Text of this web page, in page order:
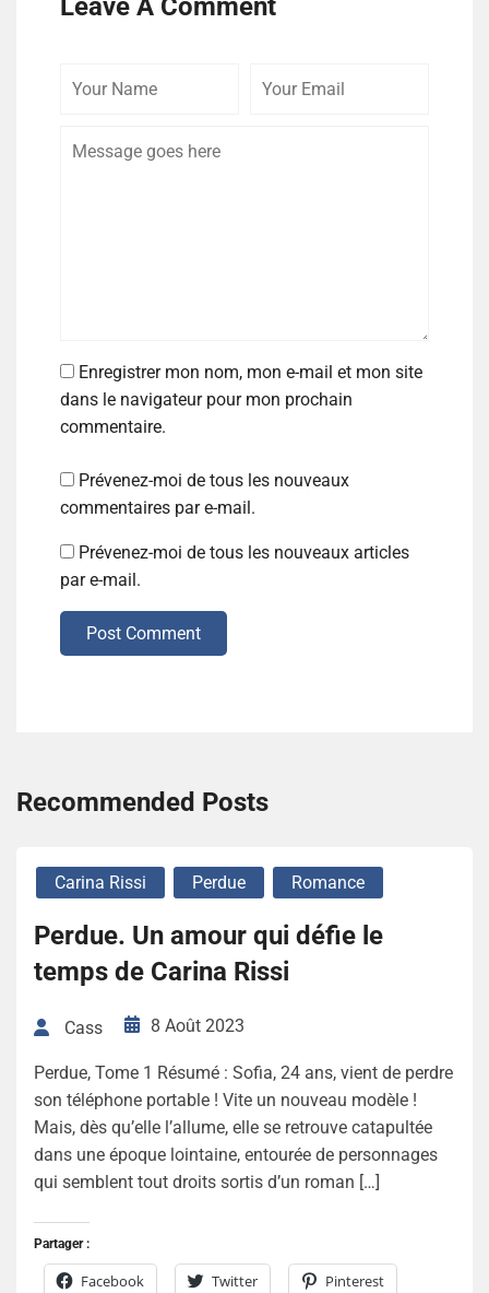
Leave A Comment
Enregistrer mon nom, mon e-mail et mon site
dans le navigateur pour mon prochain
commentaire.
Prévenez-moi de tous les nouveaux
commentaires par e-mail.
Prévenez-moi de tous les nouveaux articles
par e-mail.
Post Comment
Recommended Posts
Carina Rissi Perdue Romance
Perdue. Un amour qui défie le
temps de Carina Rissi
Cass 8 Août 2023
Perdue, Tome 1 Résumé : Sofia, 24 ans, vient de perdre
son téléphone portable ! Vite un nouveau modèle !
Mais, dès qu’elle l’allume, elle se retrouve catapultée
dans une époque lointaine, entourée de personnages
qui semblent tout droits sortis d’un roman […]
Partager :
Facebook Twitter Pinterest